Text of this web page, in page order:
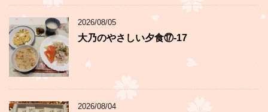
2026/08/05
大乃のやさしい夕食⑰-17
2026/08/04